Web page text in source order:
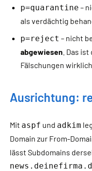
p=quarantine –
als verdächtig
p=reject – nicht
abgewiesen . Das
Fälschungen
Ausrichtung:
Mit aspf und adkim
Domain zur From-
lässt Subdomains